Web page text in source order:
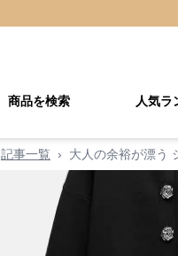
商品を検索 人気ラ
記事一覧 › 大人の余裕が漂う